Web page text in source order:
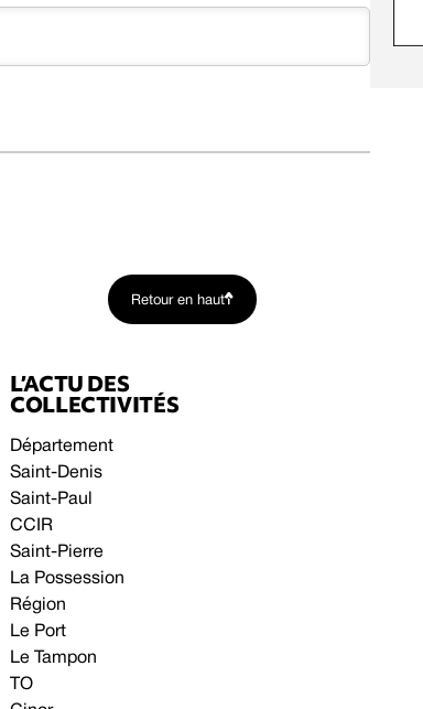
Retour en haut
L’ACTU DES
COLLECTIVITÉS
Département
Saint-Denis
Saint-Paul
CCIR
Saint-Pierre
La Possession
Région
Le Port
Le Tampon
TO